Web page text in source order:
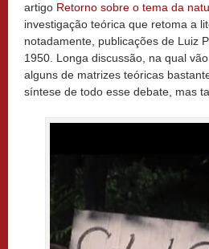
artigo Retorno sobre o tema da
investigação teórica que retoma a
notadamente, publicações de Luiz
1950. Longa discussão, na qual
alguns de matrizes teóricas
síntese de todo esse debate, mas